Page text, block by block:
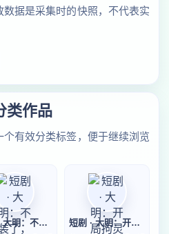
据是采集时的快照，不代表实
类作品
有效分类标签，便于继续浏览
短剧 · 大明：不装了，你爷爷我是朱元璋第二季 短剧 · 大明：开局拘灵朱元璋